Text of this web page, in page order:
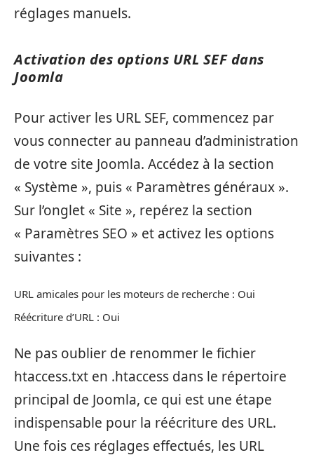
réglages manuels.
Activation des options URL SEF dans
Joomla
Pour activer les URL SEF, commencez par
vous connecter au panneau d’administration
de votre site Joomla. Accédez à la section
« Système », puis « Paramètres généraux ».
Sur l’onglet « Site », repérez la section
« Paramètres SEO » et activez les options
suivantes :
URL amicales pour les moteurs de recherche : Oui
Réécriture d’URL : Oui
Ne pas oublier de renommer le fichier
htaccess.txt en .htaccess dans le répertoire
principal de Joomla, ce qui est une étape
indispensable pour la réécriture des URL.
Une fois ces réglages effectués, les URL